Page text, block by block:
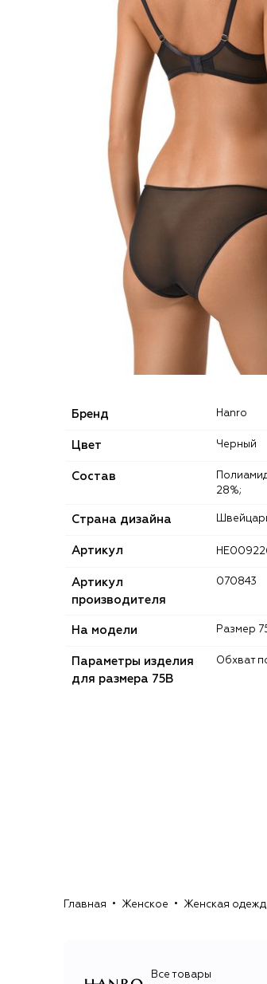
Бренд Hanro
Цвет Черный
Состав
28%;
Страна дизайна
Артикул
Артикул
производителя
070843
На модели Размер
Параметры изделия
для размера 75B
Обхват
Главная Женское Женская
Все товары